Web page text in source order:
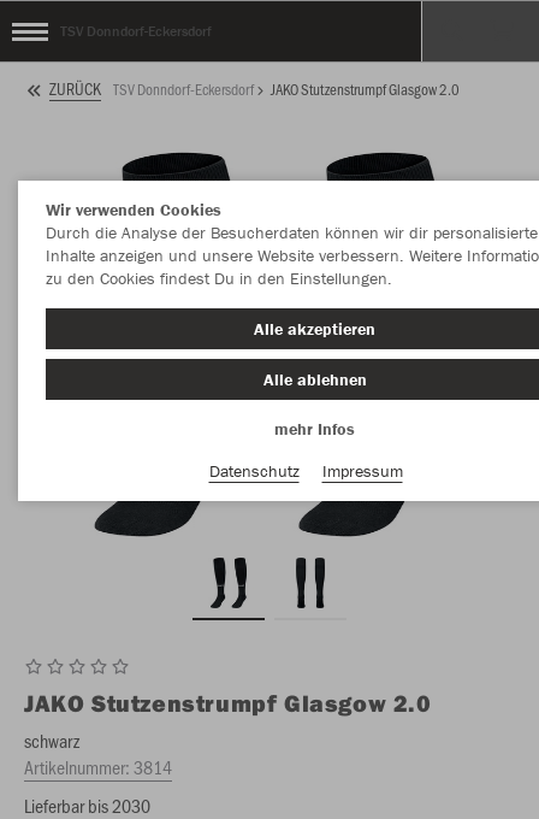
TSV Donndorf-Eckersdorf
ZURÜCK TSV Donndorf-Eckersdorf JAKO Stutzenstrumpf Glasgow 2.0
JAKO Stutzenstrumpf Glasgow 2.0
schwarz
Artikelnummer:3814
Lieferbar bis 2030
Wir verwenden Cookies
Durch die Analyse der Besucherdaten können wir dir personalisierte
Inhalte anzeigen und unsere Website verbessern. Weitere
zu den Cookies findest Du in den Einstellungen.
Alle akzeptieren
Alle ablehnen
mehr Infos
Datenschutz
Impressum